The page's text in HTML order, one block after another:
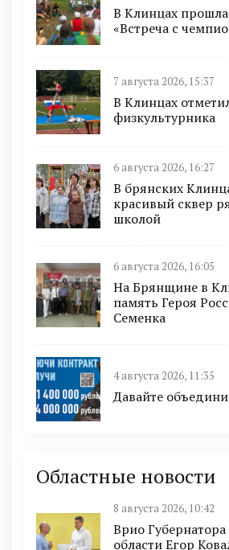
В Клинцах
«Встреча с
7 августа 2026, 15:37
В Клинцах
физкультурника
6 августа 2026, 16:27
В брянских
красивый сквер
школой
6 августа 2026, 16:05
На Брянщине в
память Героя
Семенка
4 августа 2026, 11:35
Давайте
Областные новости
8 августа 2026, 10:42
Врио
области Егор